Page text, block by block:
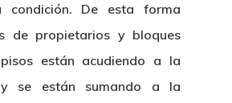
condición. De esta forma
de propietarios y bloques
están acudiendo a la
y se están sumando a la